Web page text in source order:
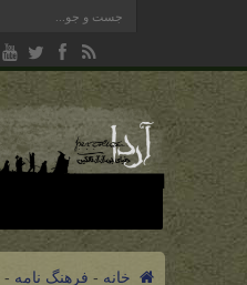
خانه - فرهنگ نامه -